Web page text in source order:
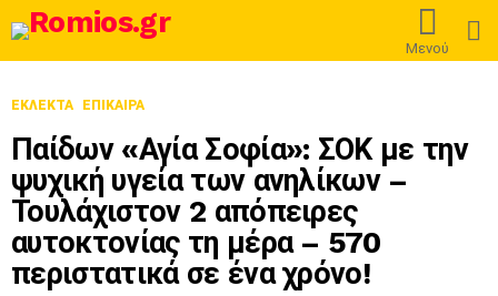
Μενού
ΕΚΛΕΚΤΆ ΕΠΊΚΑΙΡΑ
Παίδων «Αγία Σοφία»: ΣΟΚ με την
ψυχική υγεία των ανηλίκων –
Τουλάχιστον 2 απόπειρες
αυτοκτονίας τη μέρα – 570
περιστατικά σε ένα χρόνο!